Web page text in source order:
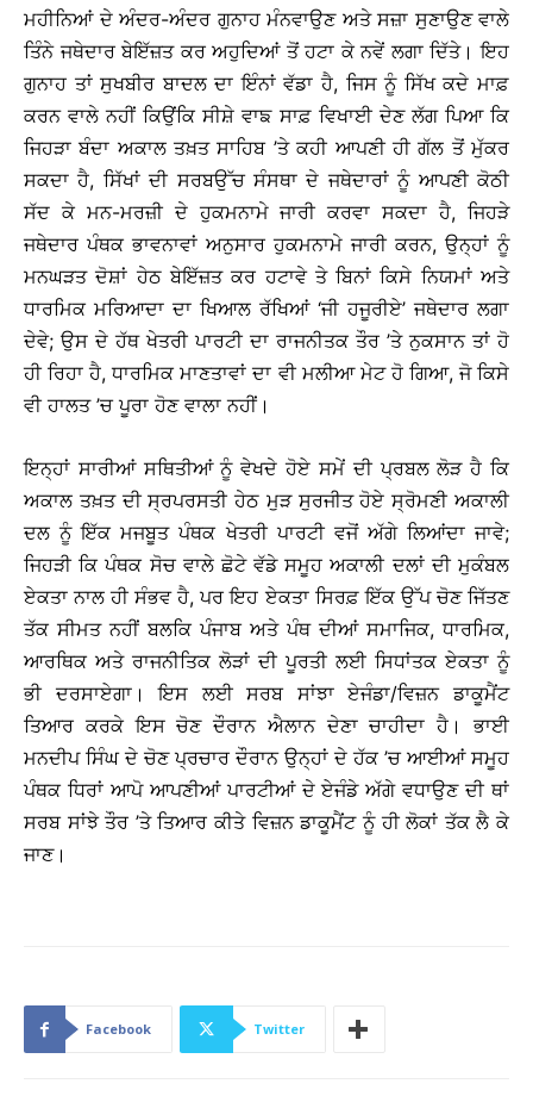
ਮਹੀਨਿਆਂ ਦੇ ਅੰਦਰ-ਅੰਦਰ ਗੁਨਾਹ ਮੰਨਵਾਉਣ ਅਤੇ ਸਜ਼ਾ ਸੁਣਾਉਣ ਵਾਲੇ
ਤਿੰਨੇ ਜਥੇਦਾਰ ਬੇਇੱਜ਼ਤ ਕਰ ਅਹੁਦਿਆਂ ਤੋਂ ਹਟਾ ਕੇ ਨਵੇਂ ਲਗਾ ਦਿੱਤੇ। ਇਹ
ਗੁਨਾਹ ਤਾਂ ਸੁਖਬੀਰ ਬਾਦਲ ਦਾ ਇੰਨਾਂ ਵੱਡਾ ਹੈ, ਜਿਸ ਨੂੰ ਸਿੱਖ ਕਦੇ ਮਾਫ਼
ਕਰਨ ਵਾਲੇ ਨਹੀਂ ਕਿਉਂਕਿ ਸੀਸ਼ੇ ਵਾਙ ਸਾਫ਼ ਵਿਖਾਈ ਦੇਣ ਲੱਗ ਪਿਆ ਕਿ
ਜਿਹੜਾ ਬੰਦਾ ਅਕਾਲ ਤਖ਼ਤ ਸਾਹਿਬ ’ਤੇ ਕਹੀ ਆਪਣੀ ਹੀ ਗੱਲ ਤੋਂ ਮੁੱਕਰ
ਸਕਦਾ ਹੈ, ਸਿੱਖਾਂ ਦੀ ਸਰਬਉੱਚ ਸੰਸਥਾ ਦੇ ਜਥੇਦਾਰਾਂ ਨੂੰ ਆਪਣੀ ਕੋਠੀ
ਸੱਦ ਕੇ ਮਨ-ਮਰਜ਼ੀ ਦੇ ਹੁਕਮਨਾਮੇ ਜਾਰੀ ਕਰਵਾ ਸਕਦਾ ਹੈ, ਜਿਹੜੇ
ਜਥੇਦਾਰ ਪੰਥਕ ਭਾਵਨਾਵਾਂ ਅਨੁਸਾਰ ਹੁਕਮਨਾਮੇ ਜਾਰੀ ਕਰਨ, ਉਨ੍ਹਾਂ ਨੂੰ
ਮਨਘੜਤ ਦੋਸ਼ਾਂ ਹੇਠ ਬੇਇੱਜ਼ਤ ਕਰ ਹਟਾਵੇ ਤੇ ਬਿਨਾਂ ਕਿਸੇ ਨਿਯਮਾਂ ਅਤੇ
ਧਾਰਮਿਕ ਮਰਿਆਦਾ ਦਾ ਖਿਆਲ ਰੱਖਿਆਂ ‘ਜੀ ਹਜੂਰੀਏ’ ਜਥੇਦਾਰ ਲਗਾ
ਦੇਵੇ; ਉਸ ਦੇ ਹੱਥ ਖੇਤਰੀ ਪਾਰਟੀ ਦਾ ਰਾਜਨੀਤਕ ਤੌਰ ’ਤੇ ਨੁਕਸਾਨ ਤਾਂ ਹੋ
ਹੀ ਰਿਹਾ ਹੈ, ਧਾਰਮਿਕ ਮਾਣਤਾਵਾਂ ਦਾ ਵੀ ਮਲੀਆ ਮੇਟ ਹੋ ਗਿਆ, ਜੋ ਕਿਸੇ
ਵੀ ਹਾਲਤ ’ਚ ਪੂਰਾ ਹੋਣ ਵਾਲਾ ਨਹੀਂ।
ਇਨ੍ਹਾਂ ਸਾਰੀਆਂ ਸਥਿਤੀਆਂ ਨੂੰ ਵੇਖਦੇ ਹੋਏ ਸਮੇਂ ਦੀ ਪ੍ਰਬਲ ਲੋੜ ਹੈ ਕਿ
ਅਕਾਲ ਤਖ਼ਤ ਦੀ ਸ੍ਰਪਰਸਤੀ ਹੇਠ ਮੁੜ ਸੁਰਜੀਤ ਹੋਏ ਸ੍ਰੋਮਣੀ ਅਕਾਲੀ
ਦਲ ਨੂੰ ਇੱਕ ਮਜਬੂਤ ਪੰਥਕ ਖੇਤਰੀ ਪਾਰਟੀ ਵਜੋਂ ਅੱਗੇ ਲਿਆਂਦਾ ਜਾਵੇ;
ਜਿਹੜੀ ਕਿ ਪੰਥਕ ਸੋਚ ਵਾਲੇ ਛੋਟੇ ਵੱਡੇ ਸਮੂਹ ਅਕਾਲੀ ਦਲਾਂ ਦੀ ਮੁਕੰਬਲ
ਏਕਤਾ ਨਾਲ ਹੀ ਸੰਭਵ ਹੈ, ਪਰ ਇਹ ਏਕਤਾ ਸਿਰਫ਼ ਇੱਕ ਉੱਪ ਚੋਣ ਜਿੱਤਣ
ਤੱਕ ਸੀਮਤ ਨਹੀਂ ਬਲਕਿ ਪੰਜਾਬ ਅਤੇ ਪੰਥ ਦੀਆਂ ਸਮਾਜਿਕ, ਧਾਰਮਿਕ,
ਆਰਥਿਕ ਅਤੇ ਰਾਜਨੀਤਿਕ ਲੋੜਾਂ ਦੀ ਪੂਰਤੀ ਲਈ ਸਿਧਾਂਤਕ ਏਕਤਾ ਨੂੰ
ਭੀ ਦਰਸਾਏਗਾ। ਇਸ ਲਈ ਸਰਬ ਸਾਂਝਾ ਏਜੰਡਾ/ਵਿਜ਼ਨ ਡਾਕੂਮੈਂਟ
ਤਿਆਰ ਕਰਕੇ ਇਸ ਚੋਣ ਦੌਰਾਨ ਐਲਾਨ ਦੇਣਾ ਚਾਹੀਦਾ ਹੈ। ਭਾਈ
ਮਨਦੀਪ ਸਿੰਘ ਦੇ ਚੋਣ ਪ੍ਰਚਾਰ ਦੌਰਾਨ ਉਨ੍ਹਾਂ ਦੇ ਹੱਕ ’ਚ ਆਈਆਂ ਸਮੂਹ
ਪੰਥਕ ਧਿਰਾਂ ਆਪੋ ਆਪਣੀਆਂ ਪਾਰਟੀਆਂ ਦੇ ਏਜੰਡੇ ਅੱਗੇ ਵਧਾਉਣ ਦੀ ਥਾਂ
ਸਰਬ ਸਾਂਝੇ ਤੌਰ ’ਤੇ ਤਿਆਰ ਕੀਤੇ ਵਿਜ਼ਨ ਡਾਕੂਮੈਂਟ ਨੂੰ ਹੀ ਲੋਕਾਂ ਤੱਕ ਲੈ ਕੇ
ਜਾਣ।
Facebook Twitter